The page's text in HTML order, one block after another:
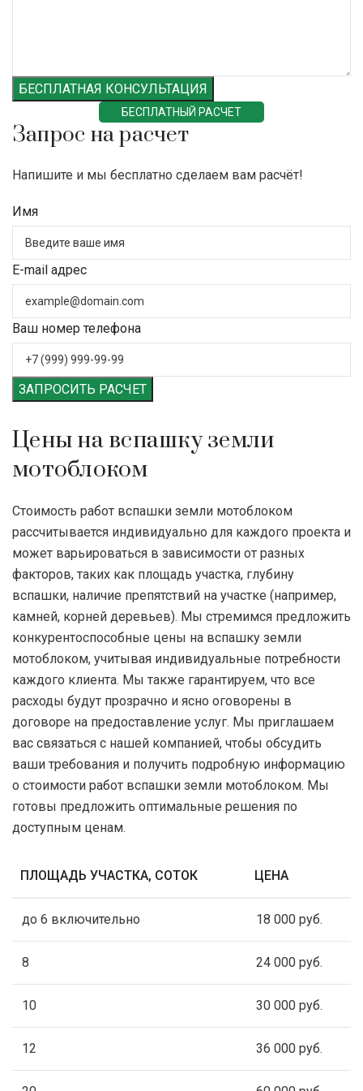
БЕСПЛАТНАЯ КОНСУЛЬТАЦИЯ
БЕСПЛАТНЫЙ РАСЧЕТ
Запрос на расчет
Напишите и мы бесплатно сделаем вам расчёт!
Имя
E-mail адрес
Ваш номер телефона
ЗАПРОСИТЬ РАСЧЕТ
Цены на вспашку земли
мотоблоком
Стоимость работ вспашки земли мотоблоком
рассчитывается индивидуально для каждого проекта и
может варьироваться в зависимости от разных
факторов, таких как площадь участка, глубину
вспашки, наличие препятствий на участке (например,
камней, корней деревьев). Мы стремимся предложить
конкурентоспособные цены на вспашку земли
мотоблоком, учитывая индивидуальные потребности
каждого клиента. Мы также гарантируем, что все
расходы будут прозрачно и ясно оговорены в
договоре на предоставление услуг. Мы приглашаем
вас связаться с нашей компанией, чтобы обсудить
ваши требования и получить подробную информацию
о стоимости работ вспашки земли мотоблоком. Мы
готовы предложить оптимальные решения по
доступным ценам.
ПЛОЩАДЬ УЧАСТКА, СОТОК ЦЕНА
до 6 включительно 18 000 руб.
8 24 000 руб.
10 30 000 руб.
12 36 000 руб.